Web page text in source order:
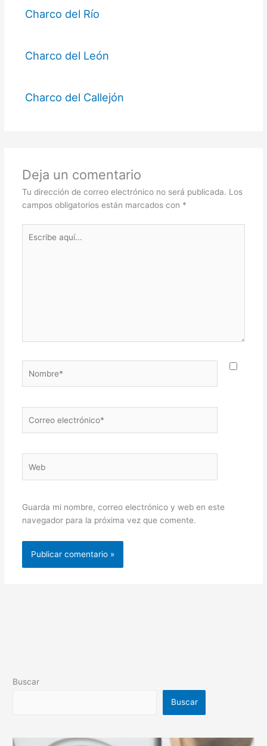
Charco del Río
Charco del León
Charco del Callejón
Deja un comentario
Tu dirección de correo electrónico no será publicada. Los
campos obligatorios están marcados con *
aquí...
electrónico*
Guarda mi nombre, correo electrónico y web en este
navegador para la próxima vez que comente.
Buscar
Buscar